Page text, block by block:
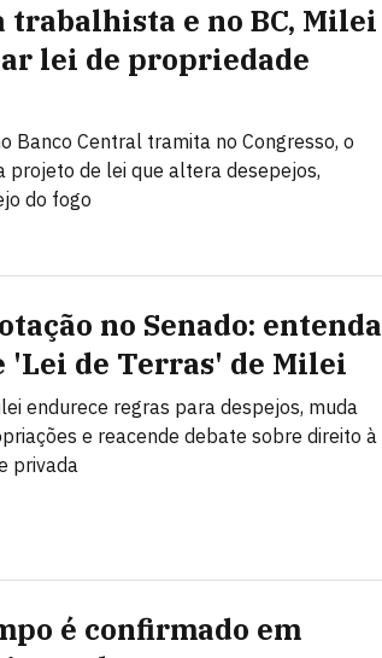
trabalhista e no BC, Milei
lei de propriedade
Banco Central tramita no Congresso, o
projeto de lei que altera desepejos,
do fogo
no Senado: entenda
'Lei de Terras' de Milei
endurece regras para despejos, muda
e reacende debate sobre direito à
privada
é confirmado em